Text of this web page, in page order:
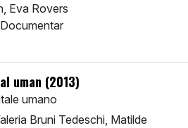
Eva Rovers
Documentar
uman (2013)
umano
Bruni Tedeschi, Matilde